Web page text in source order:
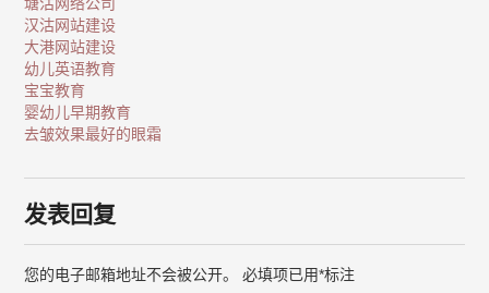
汉沽网站建设
大港网站建设
幼儿英语教育
宝宝教育
婴幼儿早期教育
去皱效果最好的眼霜
发表回复
您的电子邮箱地址不会被公开。 必填项已用*标注